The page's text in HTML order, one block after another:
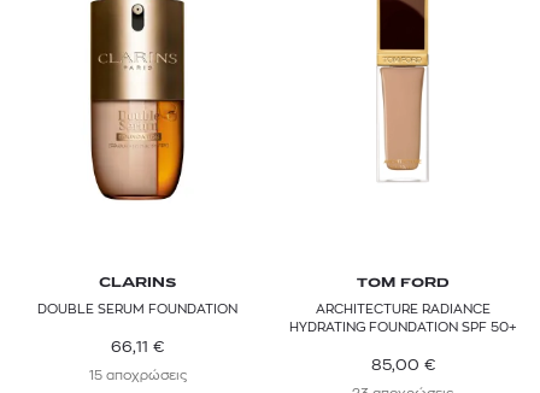
CLARINS
DOUBLE SERUM FOUNDATION
66,11 €
15 αποχρώσεις
TOM FORD
ARCHITECTURE RADIANCE
HYDRATING FOUNDATION SPF 50+
85,00 €